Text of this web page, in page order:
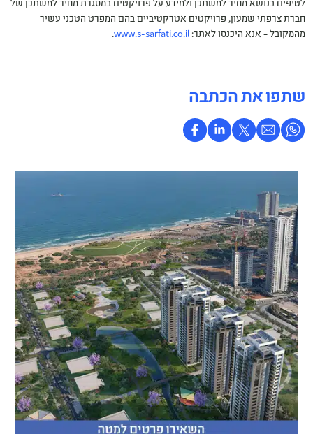
לטיפים בנושא מחיר למשתכן ולמידע על פרויקטים במסגרת מחיר למשתכן של
חברת צרפתי שמעון, פרויקטים אטרקטיביים בהם המפרט הטכני עשיר
מהמקובל – אנא היכנסו לאתר:www.s-sarfati.co.il
.
שתפו את הכתבה